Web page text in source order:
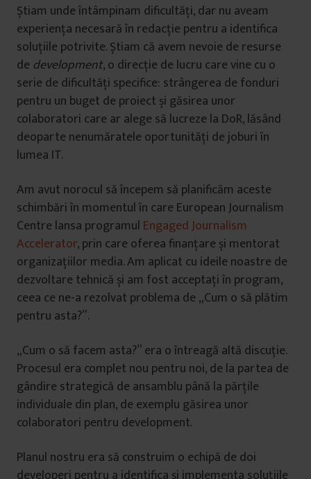
Știam unde întâmpinam dificultăți, dar nu aveam
experiența necesară în redacție pentru a identifica
soluțiile potrivite. Știam că avem nevoie de resurse
de development, o direcție de lucru care vine cu o
serie de dificultăți specifice: strângerea de fonduri
pentru un buget de proiect și găsirea unor
colaboratori care ar alege să lucreze la DoR, lăsând
deoparte nenumăratele oportunități de joburi în
lumea IT.
Am avut norocul să începem să planificăm aceste
schimbări în momentul în care European Journalism
Centre lansa programul Engaged Journalism
Accelerator, prin care oferea finanțare și mentorat
organizațiilor media. Am aplicat cu ideile noastre de
dezvoltare tehnică și am fost acceptați în program,
ceea ce ne-a rezolvat problema de „Cum o să plătim
pentru asta?”.
„Cum o să facem asta?” era o întreagă altă discuție.
Procesul era complet nou pentru noi, de la partea de
gândire strategică de ansamblu până la părțile
individuale din plan, de exemplu găsirea unor
colaboratori pentru development.
Planul nostru era să construim o echipă de doi